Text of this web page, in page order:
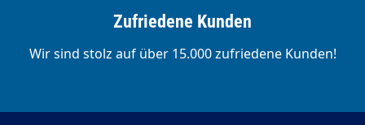
Zufriedene Kunden
Wir sind stolz auf über 15.000 zufriedene Kunden!